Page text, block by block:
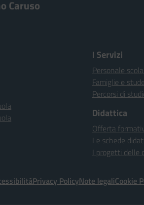
Caruso
I Servizi
Personale
Famiglie e
Percorsi di
Didattica
Offerta
Le schede
I progetti delle
Privacy PolicyNote legaliCookie